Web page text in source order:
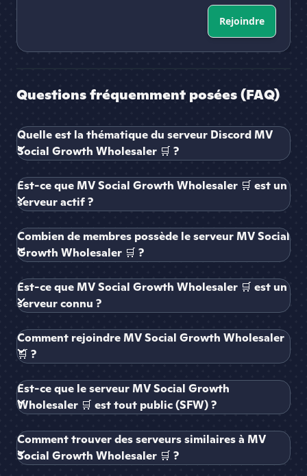
Rejoindre
Questions fréquemment posées (FAQ)
Quelle est la thématique du serveur Discord MV
Social Growth Wholesaler 🛒 ?
Est-ce que MV Social Growth Wholesaler 🛒 est un
serveur actif ?
Combien de membres possède le serveur MV Social
Growth Wholesaler 🛒 ?
Est-ce que MV Social Growth Wholesaler 🛒 est un
serveur connu ?
Comment rejoindre MV Social Growth Wholesaler
🛒 ?
Est-ce que le serveur MV Social Growth
Wholesaler 🛒 est tout public (SFW) ?
Comment trouver des serveurs similaires à MV
Social Growth Wholesaler 🛒 ?